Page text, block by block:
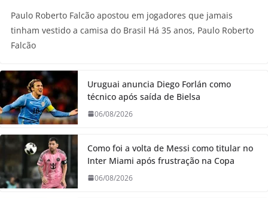
Paulo Roberto Falcão apostou em jogadores que jamais
tinham vestido a camisa do Brasil Há 35 anos, Paulo Roberto
Falcão
Uruguai anuncia Diego Forlán como
técnico após saída de Bielsa
06/08/2026
Como foi a volta de Messi como titular no
Inter Miami após frustração na Copa
06/08/2026